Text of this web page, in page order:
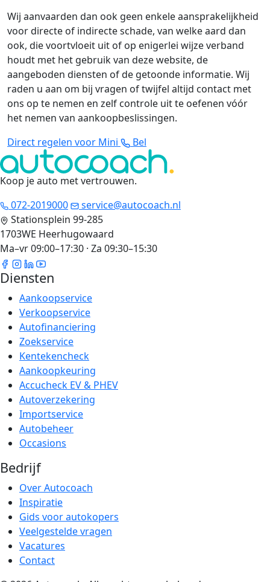
Wij aanvaarden dan ook geen enkele aansprakelijkheid
voor directe of indirecte schade, van welke aard dan
ook, die voortvloeit uit of op enigerlei wijze verband
houdt met het gebruik van deze website, de
aangeboden diensten of de getoonde informatie. Wij
raden u aan om bij vragen of twijfel altijd contact met
ons op te nemen en zelf controle uit te oefenen vóór
het nemen van aankoopbeslissingen.
Direct regelen voor Mini
Bel
Koop je auto met vertrouwen.
072-2019000
service@autocoach.nl
Stationsplein 99-285
1703WE Heerhugowaard
Ma–vr 09:00–17:30 · Za 09:30–15:30
Diensten
Aankoopservice
Verkoopservice
Autofinanciering
Zoekservice
Kentekencheck
Aankoopkeuring
Accucheck EV & PHEV
Autoverzekering
Importservice
Autobeheer
Occasions
Bedrijf
Over Autocoach
Inspiratie
Gids voor autokopers
Veelgestelde vragen
Vacatures
Contact